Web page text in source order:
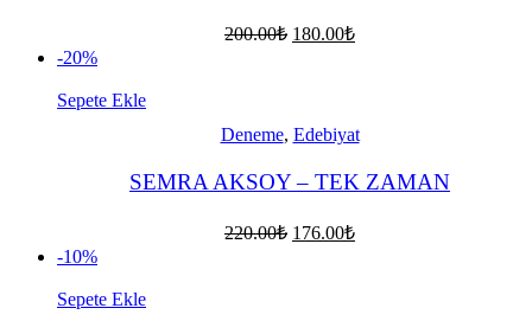
200.00₺ Orijinal
180.00₺Şu
-20%
Sepete Ekle
Deneme, Edebiyat
SEMRA AKSOY – TEK ZAMAN
220.00₺ Orijinal
176.00₺Şu
-10%
Sepete Ekle